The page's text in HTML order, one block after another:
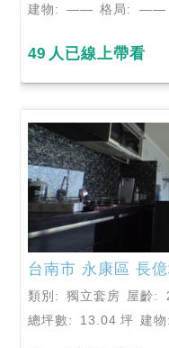
建物:
—— 格局: ——
49 人已線上帶看
台南市 永康區 長
類別: 獨立套房 屋齡:
總坪數:
13.04 坪 建物: